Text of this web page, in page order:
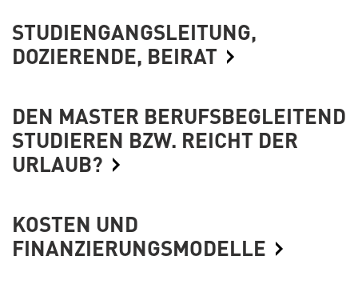
STUDIENGANGSLEITUNG,
DOZIERENDE, BEIRAT
DEN MASTER BERUFSBEGLEITEND
STUDIEREN BZW. REICHT DER
URLAUB?
KOSTEN UND
FINANZIERUNGSMODELLE